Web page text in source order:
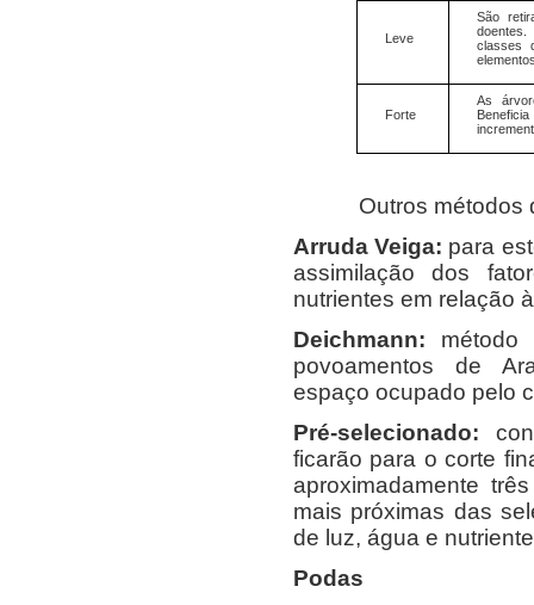
Leve
São
doentes.
classes
Forte
As
Outros métodos de
Arruda Veiga: para
assimilação dos
nutrientes em relação
Deichmann: método
povoamentos de
espaço ocupado pelo
Pré-selecionado:
ficarão para o corte
aproximadamente
mais próximas das
de luz, água e
Podas